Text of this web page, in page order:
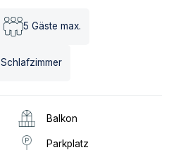
5 Gäste max.
Schlafzimmer
Balkon
Parkplatz